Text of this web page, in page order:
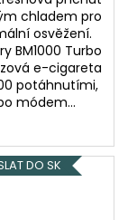
chladem pro
osvěžení.
BM1000 Turbo
e-cigareta
potáhnutími,
módem...
DO SK